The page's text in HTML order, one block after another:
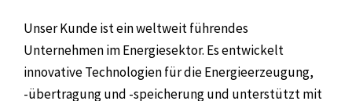
Unser Kunde ist ein weltweit führendes
Unternehmen im Energiesektor. Es entwickelt
innovative Technologien für die Energieerzeugung,
-übertragung und -speicherung und unterstützt mit